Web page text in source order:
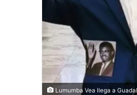
Lumumba Vea llega a